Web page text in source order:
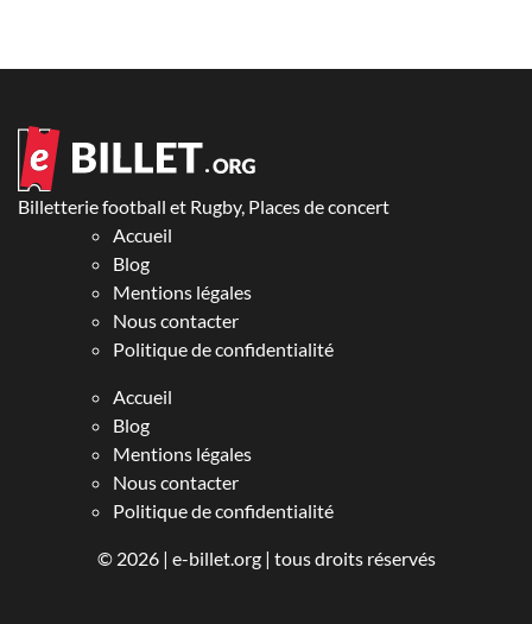
Billetterie football et Rugby, Places de concert
Accueil
Blog
Mentions légales
Nous contacter
Politique de confidentialité
Accueil
Blog
Mentions légales
Nous contacter
Politique de confidentialité
© 2026 | e-billet.org| tous droits réservés